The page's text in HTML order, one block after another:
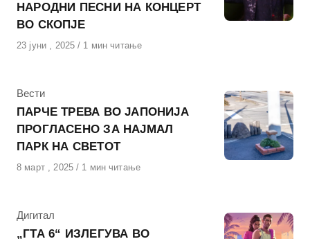
НАРОДНИ ПЕСНИ НА КОНЦЕРТ
ВО СКОПЈЕ
Објавено
23 јуни , 2025 1 мин читање
КАтегорија
Вести
ПАРЧЕ ТРЕВА ВО ЈАПОНИЈА
ПРОГЛАСЕНО ЗА НАЈМАЛ
ПАРК НА СВЕТОТ
Објавено
8 март , 2025 1 мин читање
КАтегорија
Дигитал
„ГТА 6“ ИЗЛЕГУВА ВО